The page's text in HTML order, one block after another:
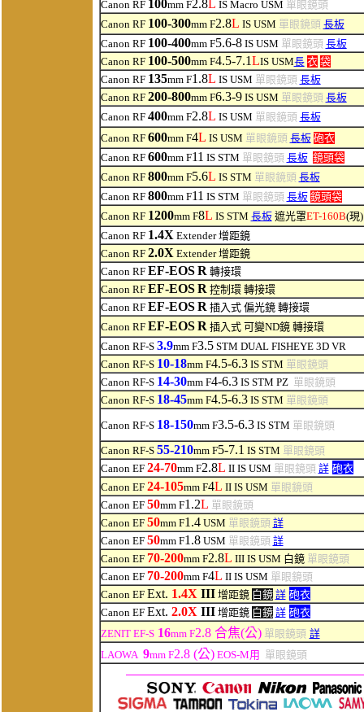
Canon RF 100mm F2.8L IS Macro USM 單眼鏡頭
Canon RF 100-300mm F2.8L IS USM 單眼鏡頭 長板
Canon RF 100-400mm F5.6-8IS USM 單眼鏡頭 長板
Canon RF 100-500mm F4.5-7.1LIS USM長 衣 袋
Canon RF 135mm F1.8L IS USM 單眼鏡頭 長板
Canon RF 200-800mm F6.3-9IS USM 單眼鏡頭 長板
Canon RF 400mm F2.8L IS USM 單眼鏡頭 長板
Canon RF 600mm F4L IS USM 單眼鏡頭 長板 砲衣
Canon RF 600mm F11 IS STM 單眼鏡頭 長板 鏡頭袋
Canon RF 800mm F5.6L IS STM 單眼鏡頭 長板
Canon RF 800mm F11 IS STM 單眼鏡頭 長板 鏡頭袋
Canon RF 1200mm F8L IS STM 長板遮光罩ET-160B(現)
Canon RF 1.4X Extender 增距鏡
Canon RF 2.0X Extender 增距鏡
Canon RF EF-EOS R轉接環
Canon RF EF-EOS R控制環 轉接環
Canon RF EF-EOS R插入式 偏光鏡 轉接環
Canon RF EF-EOS R插入式 可變ND鏡 轉接環
Canon RF-S 3.9mm F3.5STM DUAL FISHEYE 3D VR
Canon RF-S 10-18mm F4.5-6.3IS STM 單眼鏡頭
Canon RF-S 14-30mm F4-6.3IS STM PZ 單眼鏡頭
Canon RF-S 18-45mm F4.5-6.3IS STM 單眼鏡頭
Canon RF-S 18-150mm F3.5-6.3IS STM 單眼鏡頭
Canon RF-S 55-210mm F5-7.1 IS STM 單眼鏡頭
Canon EF 24-70mm F2.8L II IS USM 單眼鏡頭 詳 砲衣
Canon EF 24-105mm F4L II IS USM 單眼鏡頭
Canon EF 50mm F1.2L 單眼鏡頭
Canon EF 50mm F1.4USM 單眼鏡頭 詳
Canon EF 50mm F1.8USM 單眼鏡頭 詳
Canon EF 70-200mm F2.8L III IS USM 白鏡單眼鏡頭
Canon EF 70-200mm F4L II IS USM 單眼鏡頭
Canon EF Ext. 1.4X III 增距鏡 白鏡 詳 砲衣
Canon EF Ext. 2.0X III 增距鏡 白鏡 詳 砲衣
ZENIT EF-S16mm F2.8 合焦(公) 單眼鏡頭 詳
LAOWA 9mm F2.8 (公)EOS-M用 單眼鏡頭